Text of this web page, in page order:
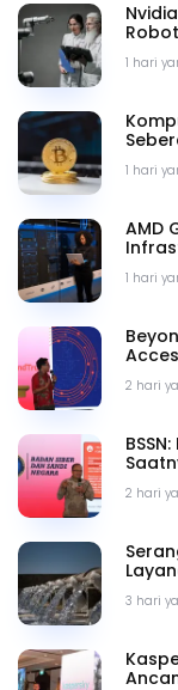
1 hari
1 hari
1 hari
AMD
2 hari
2 hari
3 hari